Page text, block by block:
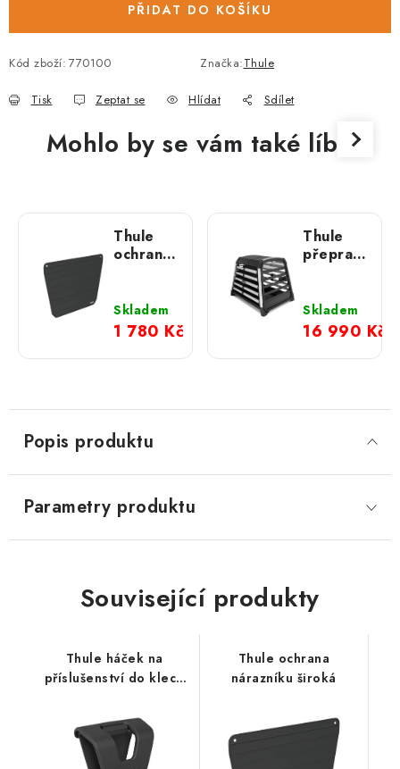
PŘIDAT DO KOŠÍKU
Kód zboží: 770100 Značka:Thule
Tisk Zeptat se Hlídat Sdílet
Mohlo by se vám také líbit
Thule
ochrana
Skladem
1 780 Kč
Thule
přepravní
Skladem
16 990 Kč
Popis produktu
Parametry produktu
Související produkty
Thule háček na
příslušenství do klece
Thule ochrana
nárazníku široká